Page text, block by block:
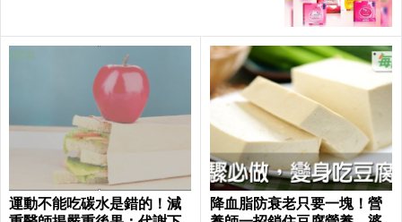
運動不能吃碳水是錯的！減
降血脂防衰老只要一塊！營